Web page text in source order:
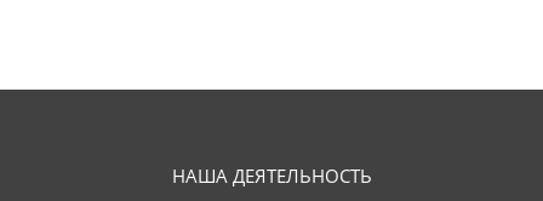
НАША ДЕЯТЕЛЬНОСТЬ